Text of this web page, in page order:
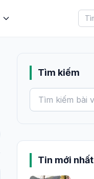
Tìm kiếm
Tin mới nhất